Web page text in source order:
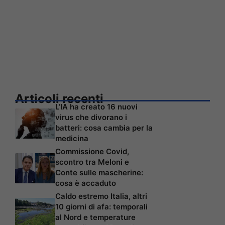
Articoli recenti
L’IA ha creato 16 nuovi
virus che divorano i
batteri: cosa cambia per la
medicina
Commissione Covid,
scontro tra Meloni e
Conte sulle mascherine:
cosa è accaduto
Caldo estremo Italia, altri
10 giorni di afa: temporali
al Nord e temperature